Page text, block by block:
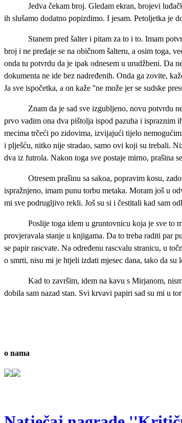
Jedva čekam broj. Gledam ekran, brojevi
ih slušamo dodatno popizdimo. I jesam. Petoljetka je
Stanem pred šalter i pitam za to i to. Imam
broj i ne predaje se na običnom šalteru, a osim toga,
onda tu potvrdu da je ipak odnesem u urudžbeni. Da
dokumenta ne ide bez nadređenih. Onda ga zovite,
Ja sve ispočetka, a on kaže ''ne može jer se sudske
Znam da je sad sve izgubljeno, novu potvrdu
prvo vadim ona dva pištolja ispod pazuha i
mecima trčeći po zidovima, izvijajući tijelo
i plješću, nitko nije stradao, samo ovi koji su trebali.
dva iz futrola. Nakon toga sve postaje mirno, prašina
Otresem prašinu sa sakoa, popravim kosu,
ispražnjeno, imam punu torbu metaka. Moram još u
mi sve podrugljivo rekli. Još su si i čestitali kad sam
Poslije toga idem u gruntovnicu koja je sve to
provjeravala stanje u knjigama. Da to treba raditi par
se papir rascvate. Na određenu rascvalu stranicu, u
o smrti, nisu mi je htjeli izdati mjesec dana, tako da
Kad to završim, idem na kavu s Mirjanom,
dobila sam nazad stan. Svi krvavi papiri sad su mi u
o nama